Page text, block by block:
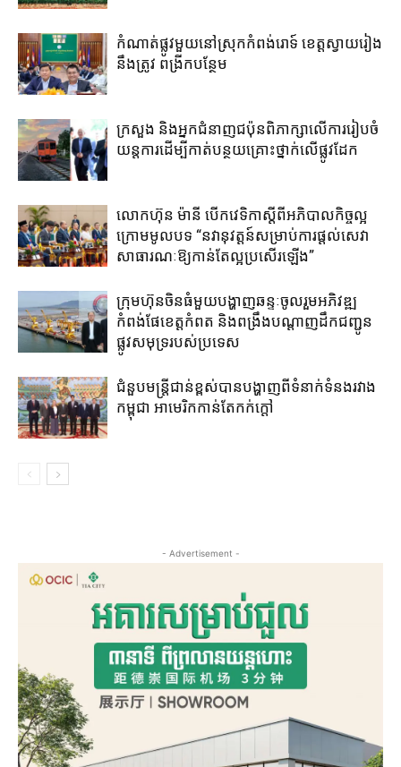
កំណាត់ផ្លូវមួយនៅស្រុកកំពង់រោទ៍ ខេត្តស្វាយរៀង
នឹងត្រូវ ពង្រីកបន្ថែម
ក្រសួង និងអ្នកជំនាញជប៉ុន​ពិភាក្សា​លើ​ការ​រៀប​ចំ​
យន្តការ​ដើម្បី​កាត់​បន្ថយ​គ្រោះថ្នាក់​លើ​ផ្លូវដែក
លោកហ៊ុន ម៉ានី ​បើកវេទិកាស្តីពី​អភិបាល​កិច្ច​ល្អ ​
ក្រោម​មូលបទ “នវានុវត្តន៍​សម្រាប់​ការ​ផ្តល់​សេវា
សាធារណៈ​ឱ្យ​កាន់​តែ​ល្អ​ប្រសើរ​ឡើង​”
ក្រុមហ៊ុនចិន​ធំមួយ​បង្ហាញ​ឆន្ទៈ​ចូលរួម​អភិវឌ្ឍ​
កំពង់ផែខេត្តកំពត​ និង​ពង្រឹង​បណ្តាញ​ដឹក​ជញ្ជូន​
ផ្លូវ​សមុទ្រ​របស់​ប្រទេស​
ជំនួបមន្រ្តីជាន់ខ្ពស់បានបង្ហាញពីទំនាក់ទំនងរវាង
កម្ពុជា អាមេរិកកាន់តែកក់ក្តៅ
- Advertisement -